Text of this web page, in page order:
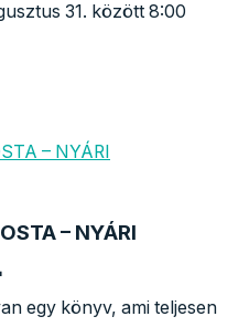
31. között 8:00
– NYÁRI
egy könyv, ami teljesen